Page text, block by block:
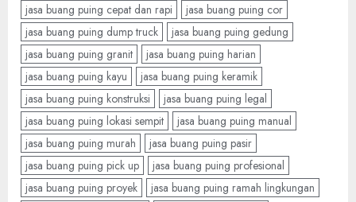
jasa buang puing cepat dan rapi
jasa buang puing cor
jasa buang puing dump truck
jasa buang puing gedung
jasa buang puing granit
jasa buang puing harian
jasa buang puing kayu
jasa buang puing keramik
jasa buang puing konstruksi
jasa buang puing legal
jasa buang puing lokasi sempit
jasa buang puing manual
jasa buang puing murah
jasa buang puing pasir
jasa buang puing pick up
jasa buang puing profesional
jasa buang puing proyek
jasa buang puing ramah lingkungan